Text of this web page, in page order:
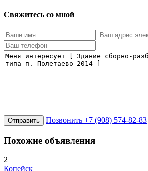
Свяжитесь со мной
Позвонить +7 (908) 574-82-83
Похожие объявления
2
Копейск